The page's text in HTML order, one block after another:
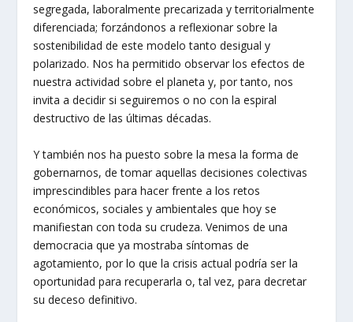
segregada, laboralmente precarizada y territorialmente
diferenciada; forzándonos a reflexionar sobre la
sostenibilidad de este modelo tanto desigual y
polarizado. Nos ha permitido observar los efectos de
nuestra actividad sobre el planeta y, por tanto, nos
invita a decidir si seguiremos o no con la espiral
destructivo de las últimas décadas.
Y también nos ha puesto sobre la mesa la forma de
gobernarnos, de tomar aquellas decisiones colectivas
imprescindibles para hacer frente a los retos
económicos, sociales y ambientales que hoy se
manifiestan con toda su crudeza. Venimos de una
democracia que ya mostraba síntomas de
agotamiento, por lo que la crisis actual podría ser la
oportunidad para recuperarla o, tal vez, para decretar
su deceso definitivo.